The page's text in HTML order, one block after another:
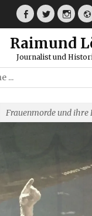
Facebook
Twitter
Raimund
Journalist und
Frauenmorde und ihre